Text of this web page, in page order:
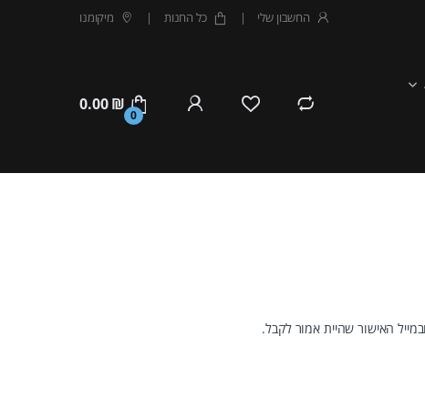
החשבון שלי כל החנות מיקומנו
0
0.00₪
האישור שהיית אמור לקבל.